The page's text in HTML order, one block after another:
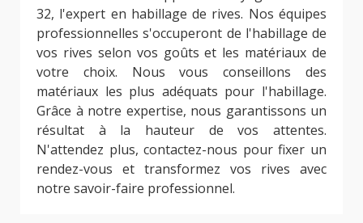
32, l'expert en habillage de rives. Nos équipes
professionnelles s'occuperont de l'habillage de
vos rives selon vos goûts et les matériaux de
votre choix. Nous vous conseillons des
matériaux les plus adéquats pour l'habillage.
Grâce à notre expertise, nous garantissons un
résultat à la hauteur de vos attentes.
N'attendez plus, contactez-nous pour fixer un
rendez-vous et transformez vos rives avec
notre savoir-faire professionnel.